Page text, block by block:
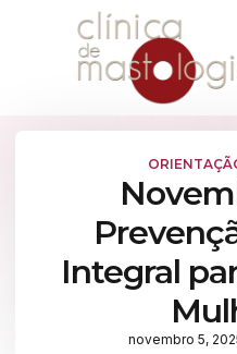
Integral
novembro 5,